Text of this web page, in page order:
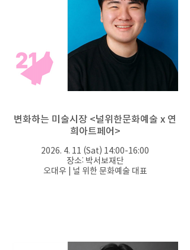
변화하는 미술시장 <널위한문화예술 x 연
희아트페어>
2026. 4. 11 (Sat) 14:00-16:00
장소: 박서보재단
오대우 | 널 위한 문화예술 대표